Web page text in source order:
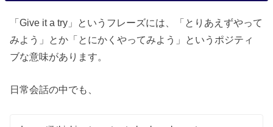
「Give it a try」というフレーズには、「とりあえずやって
みよう」とか「とにかくやってみよう」というポジティ
ブな意味があります。
日常会話の中でも、